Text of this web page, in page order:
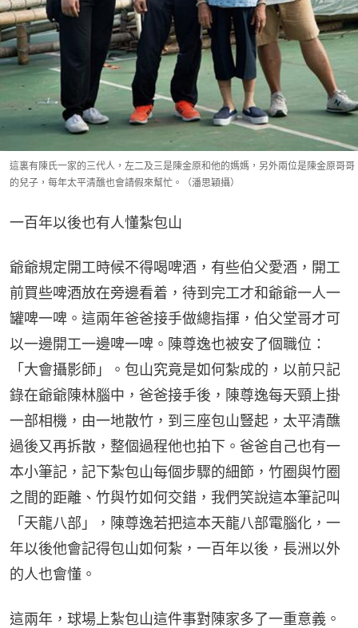
這裏有陳氏一家的三代人，左二及三是陳金原和他的媽媽，另外兩位是陳金原哥哥
的兒子，每年太平清醮也會請假來幫忙。（潘思穎攝）
一百年以後也有人懂紮包山
爺爺規定開工時候不得喝啤酒，有些伯父愛酒，開工
前買些啤酒放在旁邊看着，待到完工才和爺爺一人一
罐啤一啤。這兩年爸爸接手做總指揮，伯父堂哥才可
以一邊開工一邊啤一啤。陳尊逸也被安了個職位：
「大會攝影師」。包山究竟是如何紮成的，以前只記
錄在爺爺陳林腦中，爸爸接手後，陳尊逸每天頸上掛
一部相機，由一地散竹，到三座包山豎起，太平清醮
過後又再拆散，整個過程他也拍下。爸爸自己也有一
本小筆記，記下紮包山每個步驟的細節，竹圈與竹圈
之間的距離、竹與竹如何交錯，我們笑說這本筆記叫
「天龍八部」，陳尊逸若把這本天龍八部電腦化，一
年以後他會記得包山如何紮，一百年以後，長洲以外
的人也會懂。
這兩年，球場上紮包山這件事對陳家多了一重意義。